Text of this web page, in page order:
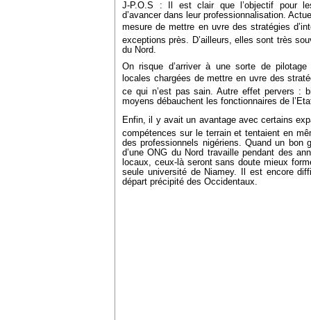
J-P.O.S : Il est clair que l’objectif pour
d’avancer dans leur professionnalisation.
mesure de mettre en uvre des stratégies
exceptions près. D’ailleurs, elles sont très
du Nord.
On risque d’arriver à une sorte de
locales chargées de mettre en uvre des
ce qui n’est pas sain. Autre effet pervers :
moyens débauchent les fonctionnaires de
Enfin, il y avait un avantage avec certains
compétences sur le terrain et tentaient en
des professionnels nigériens. Quand un bon
d’une ONG du Nord travaille pendant des
locaux, ceux-là seront sans doute mieux
seule université de Niamey. Il est encore
départ précipité des Occidentaux.